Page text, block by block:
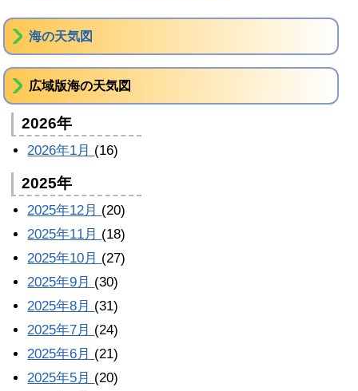
海の天気図
広域版海の天気図
2026年
2026年1月 (16)
2025年
2025年12月 (20)
2025年11月 (18)
2025年10月 (27)
2025年9月 (30)
2025年8月 (31)
2025年7月 (24)
2025年6月 (21)
2025年5月 (20)